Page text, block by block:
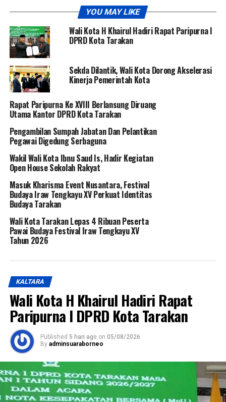
YOU MAY LIKE
Wali Kota H Khairul Hadiri Rapat Paripurna I
DPRD Kota Tarakan
Sekda Dilantik, Wali Kota Dorong Akselerasi
Kinerja Pemerintah Kota
Rapat Paripurna Ke XVIII Berlansung Diruang
Utama Kantor DPRD Kota Tarakan
Pengambilan Sumpah Jabatan Dan Pelantikan
Pegawai Digedung Serbaguna
Wakil Wali Kota Ibnu Saud Is, Hadir Kegiatan
Open House Sekolah Rakyat
Masuk Kharisma Event Nusantara, Festival
Budaya Iraw Tengkayu XV Perkuat Identitas
Budaya Tarakan
Wali Kota Tarakan Lepas 4 Ribuan Peserta
Pawai Budaya Festival Iraw Tengkayu XV
Tahun 2026
KALTARA
Wali Kota H Khairul Hadiri Rapat
Paripurna I DPRD Kota Tarakan
Published 5 hari ago on 05/08/2026
By adminsuaraborneo